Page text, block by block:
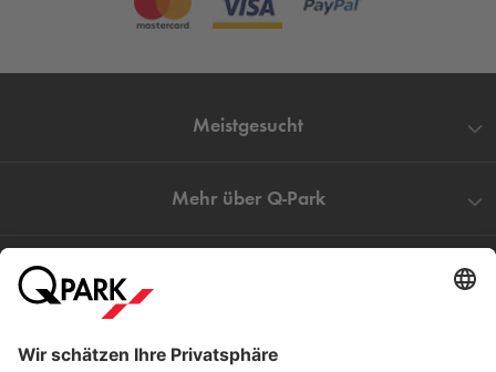
Meistgesucht
Mehr über Q-Park
Direkt zum